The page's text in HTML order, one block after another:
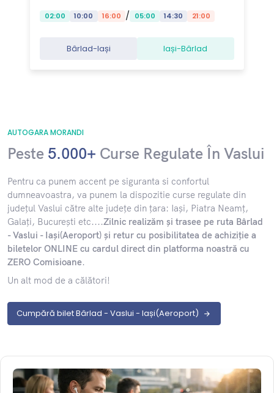
AUTOGARA MORANDI
Peste 5.000+ Curse Regulate În Vaslui
​Pentru ca punem accent pe siguranta si confortul
dumneavoastra, va punem la dispozitie curse regulate din
județul Vaslui către alte județe din țara: Iași, Piatra Neamț,
Galați, București etc....Zilnic realizăm și trasee pe ruta Bârlad
- Vaslui - Iași(Aeroport) și retur cu posibilitatea de achiziție a
biletelor ONLINE cu cardul direct din platforma noastră cu
ZERO Comisioane.
Un alt mod de a călători!
Cumpără bilet Bârlad - Vaslui - Iași(Aeroport)
02:00 10:00 16:00 / 05:00 14:30 21:00
Bârlad-Iași Iași-Bârlad